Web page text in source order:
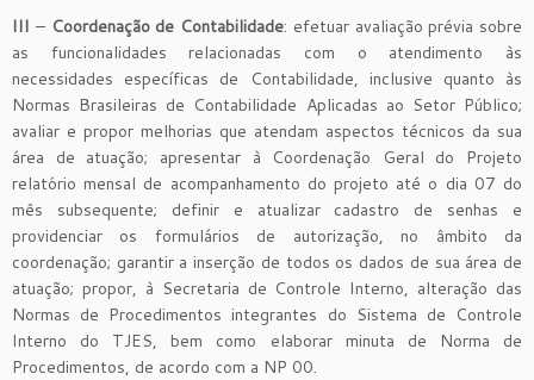
III – Coordenação de Contabilidade: efetuar avaliação prévia sobre
as funcionalidades relacionadas com o atendimento às
necessidades específicas de Contabilidade, inclusive quanto às
Normas Brasileiras de Contabilidade Aplicadas ao Setor Público;
avaliar e propor melhorias que atendam aspectos técnicos da sua
área de atuação; apresentar à Coordenação Geral do Projeto
relatório mensal de acompanhamento do projeto até o dia 07 do
mês subsequente; definir e atualizar cadastro de senhas e
providenciar os formulários de autorização, no âmbito da
coordenação; garantir a inserção de todos os dados de sua área de
atuação; propor, à Secretaria de Controle Interno, alteração das
Normas de Procedimentos integrantes do Sistema de Controle
Interno do TJES, bem como elaborar minuta de Norma de
Procedimentos, de acordo com a NP 00.